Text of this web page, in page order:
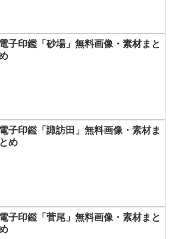
電子印鑑「砂場」無料画像・素材まと
電子印鑑「諏訪田」無料画像・素材ま
とめ
電子印鑑「菅尾」無料画像・素材まと